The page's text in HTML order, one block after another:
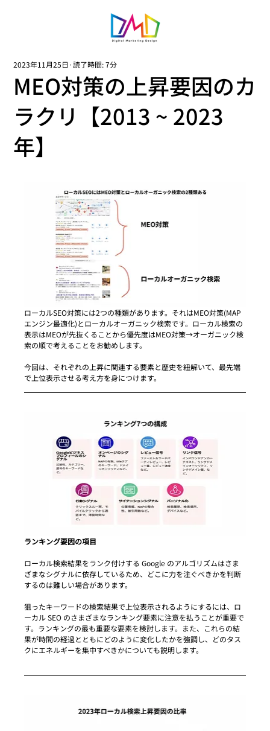
MEO対策の上昇要因のカ
ラクリ【2013 ~ 2023
年】
2023年11月25日 読了時間: 7分
ローカルSEO対策には2つの種類があります。それはMEO対策(MAP
エンジン最適化)とローカルオーガニック検索です。ローカル検索の
表示はMEOが先抜くることから優先度はMEO対策→オーガニック検
索の順で考えることをお勧めします。
今回は、それぞれの上昇に関連する要素と歴史を紐解いて、最先端
で上位表示させる考え方を身につけます。
ランキング要因の項目
ローカル検索結果をランク付けする Google のアルゴリズムはさま
ざまなシグナルに依存しているため、どこに力を注ぐべきかを判断
するのは難しい場合があります。
狙ったキーワードの検索結果で上位表示されるようにするには、ロ
ーカル SEO のさまざまなランキング要素に注意を払うことが重要で
す。ランキングの最も重要な要素を検討します。また、これらの結
果が時間の経過とともにどのように変化したかを強調し、どのタス
クにエネルギーを集中すべきかについても説明します。